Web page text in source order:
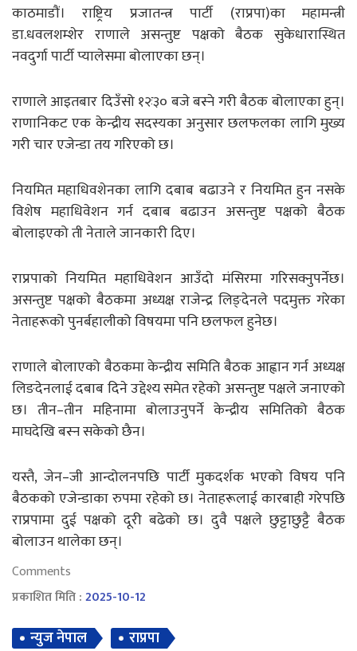
काठमाडौं। राष्ट्रिय प्रजातन्त्र पार्टी (राप्रपा)का महामन्त्री
डा.धवलशम्शेर राणाले असन्तुष्ट पक्षको बैठक सुकेधारास्थित
नवदुर्गा पार्टी प्यालेसमा बोलाएका छन्।
राणाले आइतबार दिउँसो १२ः३० बजे बस्ने गरी बैठक बोलाएका हुन्।
राणानिकट एक केन्द्रीय सदस्यका अनुसार छलफलका लागि मुख्य
गरी चार एजेन्डा तय गरिएको छ।
नियमित महाधिवशेनका लागि दबाब बढाउने र नियमित हुन नसके
विशेष महाधिवेशन गर्न दबाब बढाउन असन्तुष्ट पक्षको बैठक
बोलाइएको ती नेताले जानकारी दिए।
राप्रपाको नियमित महाधिवेशन आउँदो मंसिरमा गरिसक्नुपर्नेछ।
असन्तुष्ट पक्षको बैठकमा अध्यक्ष राजेन्द्र लिङ्देनले पदमुक्त गरेका
नेताहरूको पुनर्बहालीको विषयमा पनि छलफल हुनेछ।
राणाले बोलाएको बैठकमा केन्द्रीय समिति बैठक आह्वान गर्न अध्यक्ष
लिङदेनलाई दबाब दिने उद्देश्य समेत रहेको असन्तुष्ट पक्षले जनाएको
छ। तीन–तीन महिनामा बोलाउनुपर्ने केन्द्रीय समितिको बैठक
माघदेखि बस्न सकेको छैन।
यस्तै, जेन–जी आन्दोलनपछि पार्टी मुकदर्शक भएको विषय पनि
बैठकको एजेन्डाका रुपमा रहेको छ। नेताहरूलाई कारबाही गरेपछि
राप्रपामा दुई पक्षको दूरी बढेको छ। दुवै पक्षले छुट्टाछुट्टै बैठक
बोलाउन थालेका छन्।
Comments
प्रकाशित मिति :2025-10-12
न्युज नेपाल राप्रपा